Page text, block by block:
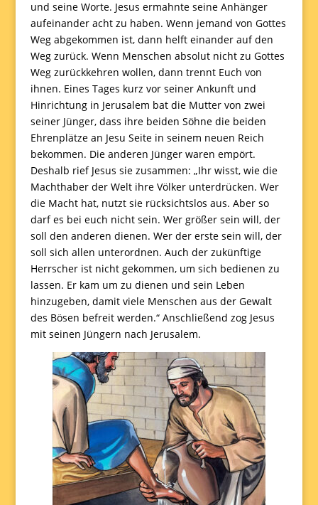
und seine Worte. Jesus ermahnte seine Anhänger
aufeinander acht zu haben. Wenn jemand von Gottes
Weg abgekommen ist, dann helft einander auf den
Weg zurück. Wenn Menschen absolut nicht zu Gottes
Weg zurückkehren wollen, dann trennt Euch von
ihnen. Eines Tages kurz vor seiner Ankunft und
Hinrichtung in Jerusalem bat die Mutter von zwei
seiner Jünger, dass ihre beiden Söhne die beiden
Ehrenplätze an Jesu Seite in seinem neuen Reich
bekommen. Die anderen Jünger waren empört.
Deshalb rief Jesus sie zusammen: „Ihr wisst, wie die
Machthaber der Welt ihre Völker unterdrücken. Wer
die Macht hat, nutzt sie rücksichtslos aus. Aber so
darf es bei euch nicht sein. Wer größer sein will, der
soll den anderen dienen. Wer der erste sein will, der
soll sich allen unterordnen. Auch der zukünftige
Herrscher ist nicht gekommen, um sich bedienen zu
lassen. Er kam um zu dienen und sein Leben
hinzugeben, damit viele Menschen aus der Gewalt
des Bösen befreit werden.“ Anschließend zog Jesus
mit seinen Jüngern nach Jerusalem.